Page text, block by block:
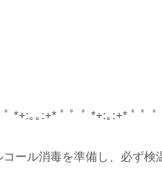
*+:｡｡:+* ﾟ ゜ﾟ *+:｡:+* ﾟ ゜ﾟ
ール消毒を準備し、必ず検